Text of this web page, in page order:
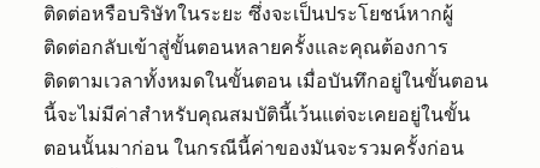
ติดต่อหรือบริษัทในระยะ ซึ่งจะเป็นประโยชน์หากผู้
ติดต่อกลับเข้าสู่ขั้นตอนหลายครั้งและคุณต้องการ
ติดตามเวลาทั้งหมดในขั้นตอน เมื่อบันทึกอยู่ในขั้นตอน
นี้จะไม่มีค่าสำหรับคุณสมบัตินี้เว้นแต่จะเคยอยู่ในขั้น
ตอนนั้นมาก่อน ในกรณีนี้ค่าของมันจะรวมครั้งก่อน